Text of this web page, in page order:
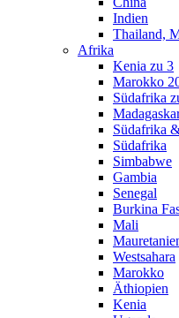
Indien
Thailand,
Afrika
Kenia zu 3
Marokko
Südafrika
Südafrika
Südafrika
Simbabwe
Gambia
Senegal
Burkina
Mali
Westsahara
Marokko
Äthiopien
Kenia